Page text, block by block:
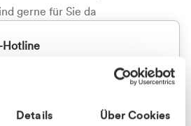
Details Über Cookies
gerne für Sie da
Hotline